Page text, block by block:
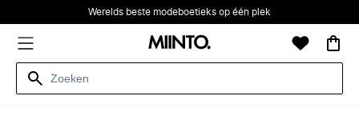
Werelds beste modeboetieks op één plek